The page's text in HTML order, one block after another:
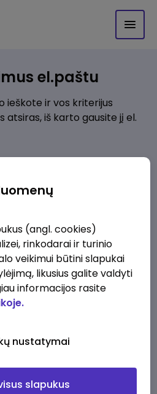
el.paštu
ieškote ir vos kriterijus
iš karto gausite jį el.
jus domina?
(angl. cookies)
rinkodarai ir turinio
veikimui būtini slapukai
likusius galite valdyti
informacijos rasite
nustatymai
slapukus